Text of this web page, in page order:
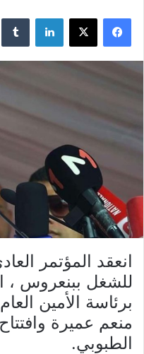
فيسبوك X لينكدإن
انعقد المؤتمر
برئاسة الأمين
منعم عميرة
الطبوبي.